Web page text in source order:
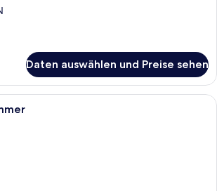
Daten auswählen und Preise sehen
Ein Hotelzimmer mit Bett,